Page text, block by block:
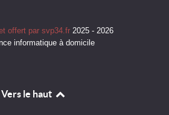
offert par svp34.fr 2025 - 2026
informatique à domicile
Vers le haut